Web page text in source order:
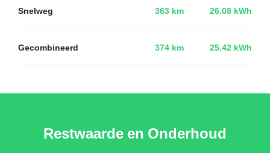
Snelweg 363 km 26.08 kWh
Gecombineerd 374 km 25.42 kWh
Restwaarde en Onderhoud